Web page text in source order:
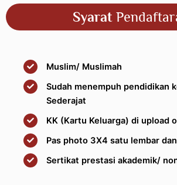
Syarat
Muslim/ Muslimah
Sudah menempuh pendidikan
Sederajat
KK (Kartu Keluarga) di upload
Pas photo 3X4 satu lembar
Sertikat prestasi akademik/